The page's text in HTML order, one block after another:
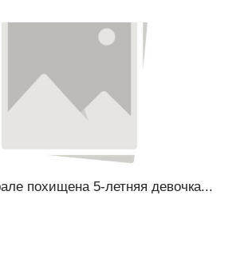
похищена 5-летняя девочка...